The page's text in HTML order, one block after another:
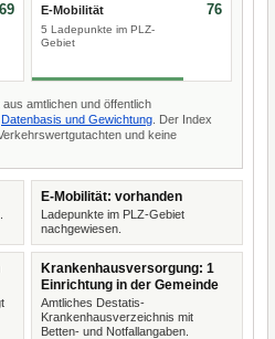
69 E-Mobilität
5 Ladepunkte im PLZ-
Gebiet
76
amtlichen und öffentlich
Datenbasis und Gewichtung . Der Index
und keine
E-Mobilität: vorhanden
Ladepunkte im PLZ-Gebiet
nachgewiesen.
Krankenhausversorgung: 1
Einrichtung in der Gemeinde
Amtliches Destatis-
Krankenhausverzeichnis mit
Betten- und Notfallangaben.